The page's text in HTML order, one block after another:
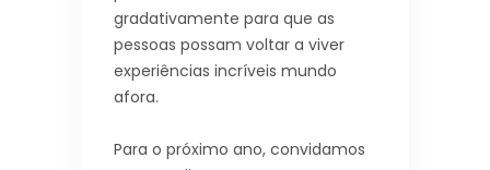
gradativamente para que as
pessoas possam voltar a viver
experiências incríveis mundo
afora.
Para o próximo ano, convidamos